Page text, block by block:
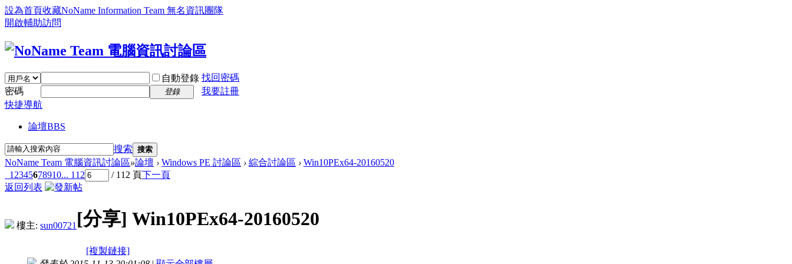
設為首頁收藏NoName Information Team 無名資訊團隊
開啟輔助訪問
自動登錄 找回密碼
密碼
登錄
我要註冊
快捷導航
論壇BBS
搜索 搜索
NoName Team 電腦資訊討論區»論壇 › Windows PE 討論區 › 綜合討論區 › Win10PEx64-20160520
1 2345678910... 112 / 112 頁下一頁
返回列表
樓主: sun00721 [分享] Win10PEx64-20160520
[複製鏈接]